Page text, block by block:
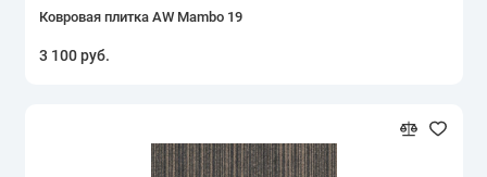
Ковровая плитка AW Mambo 19
3 100 руб.